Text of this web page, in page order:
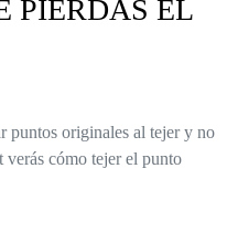
PIERDAS EL
puntos originales al tejer y no
verás cómo tejer el punto